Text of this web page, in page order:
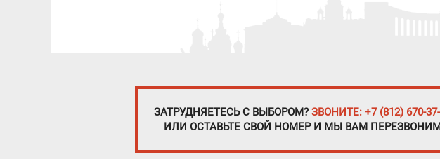
ЗАТРУДНЯЕТЕСЬ С ВЫБОРОМ? ЗВОНИТЕ: +7 (812) 670-
ИЛИ ОСТАВЬТЕ СВОЙ НОМЕР И МЫ ВАМ